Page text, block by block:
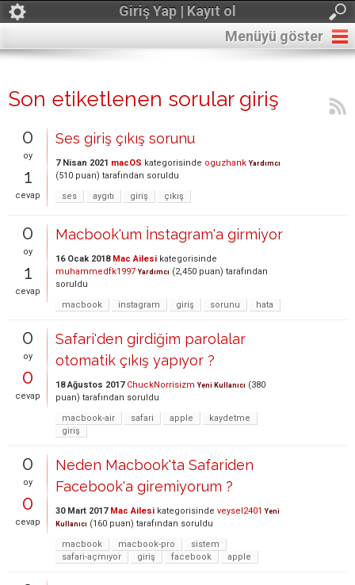
Giriş Yap | Kayıt ol
Menüyü göster
Son etiketlenen sorular giriş
0
oy
1
cevap
Ses giriş çıkış sorunu
7 Nisan 2021 macOS kategorisinde oguzhank Yardımcı
(510 puan) tarafından soruldu
ses
aygıtı giriş çıkış
0
oy
1
cevap
Macbook'um İnstagram'a girmiyor
16 Ocak 2018 Mac Ailesi kategorisinde
muhammedfk1997 Yardımcı (2,450 puan) tarafından
soruldu
macbook
instagram giriş sorunu hata
0
oy
0
cevap
Safari'den girdiğim parolalar
otomatik çıkış yapıyor ?
18 Ağustos 2017 ChuckNorrisizm Yeni Kullanıcı (380
puan) tarafından soruldu
macbook-air
safari apple
kaydetme
giriş
0
oy
0
cevap
Neden Macbook'ta Safariden
Facebook'a giremiyorum ?
30 Mart 2017 Mac Ailesi kategorisinde veysel2401 Yeni
Kullanıcı (160 puan) tarafından soruldu
macbook
macbook-pro
sistem
safari-açmıyor
giriş facebook apple